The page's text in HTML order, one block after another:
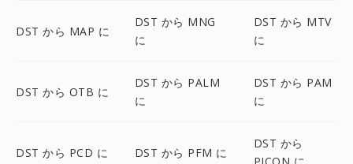
DST から MAP に
DST から MNG
に
DST から MTV
に
DST から OTB に
DST から PALM
に
DST から PAM
に
DST から PCD に DST から PFM に
DST から